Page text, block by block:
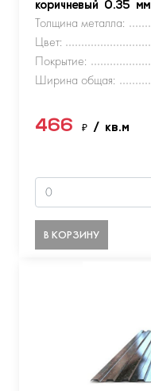
коричневый 0.35 мм
Толщина металла:
Цвет:
Покрытие:
Ширина общая:
466 ₽ / кв.м
В КОРЗИНУ